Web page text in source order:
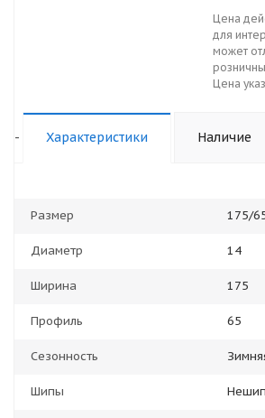
Цена
для
может
Цена
- Характеристики Наличие
Размер 175/
Диаметр 14
Ширина 175
Профиль 65
Сезонность
Шипы